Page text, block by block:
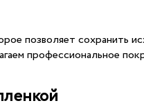
позволяет сохранить
профессиональное